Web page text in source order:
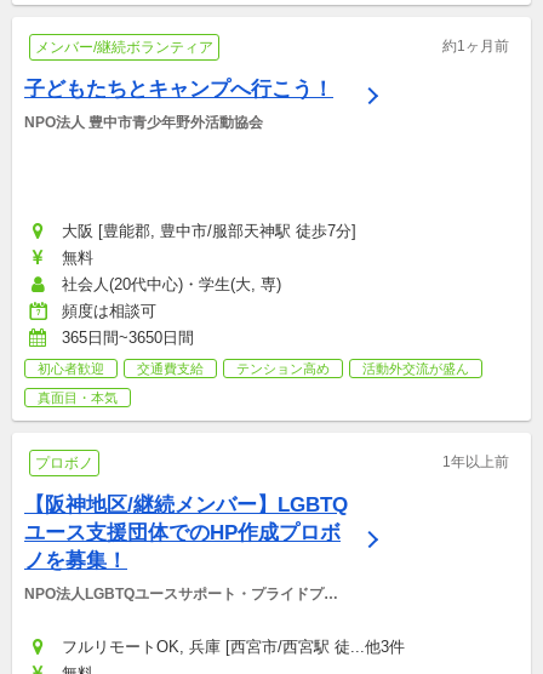
メンバー/継続ボランティア 約1ヶ月前
子どもたちとキャンプへ行こう！
NPO法人 豊中市青少年野外活動協会
大阪 [豊能郡, 豊中市/服部天神駅 徒歩7分]
無料
社会人(20代中心)・学生(大, 専)
頻度は相談可
365日間~3650日間
初心者歓迎 交通費支給 テンション高め
活動外交流が盛ん
真面目・本気
プロボノ 1年以上前
【阪神地区/継続メンバー】LGBTQ
ユース支援団体でのHP作成プロボ
ノを募集！
NPO法人LGBTQユースサポート・プライドプロ
フルリモートOK, 兵庫 [西宮市/西宮駅 徒...他3件